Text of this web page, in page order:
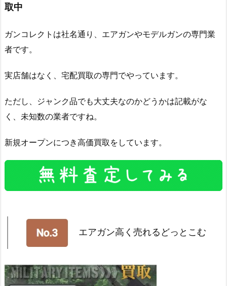
取中
ガンコレクトは社名通り、エアガンやモデルガンの専門業
者です。
実店舗はなく、宅配買取の専門でやっています。
ただし、ジャンク品でも大丈夫なのかどうかは記載がな
く、未知数の業者ですね。
新規オープンにつき高価買取をしています。
エアガン高く売れるどっとこむ